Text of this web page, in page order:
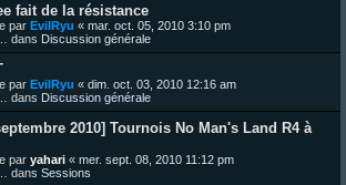
fait de la résistance
par EvilRyu « mar. oct. 05, 2010 3:10 pm
dans Discussion générale
par EvilRyu « dim. oct. 03, 2010 12:16 am
dans Discussion générale
2010] Tournois No Man's Land R4 à
par yahari « mer. sept. 08, 2010 11:12 pm
dans Sessions